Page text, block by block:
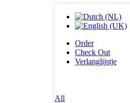
Order
Check Out
Verlanglijstje
All